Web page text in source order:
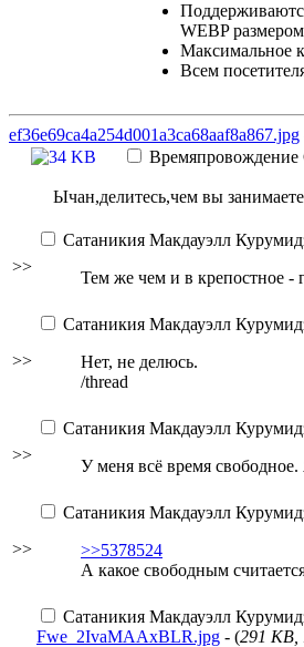
WEBP
Максимальное
Всем
ef36e69ca4a254d001a3ca68aaf8a867.jpg
Времяпровождение
Ычан,делитесь,чем вы
>>
Сатаникия Макдауэлл
Тем же чем и в крепостное -
>>
Сатаникия Макдауэлл
Нет, не делюсь.
/thread
>>
Сатаникия Макдауэлл
У меня всё время
>>
Сатаникия Макдауэлл
>>5378524
А какое свободным
Сатаникия Макдауэлл
Fwe_2IvaMAAxBLR.jpg - (291 KB,